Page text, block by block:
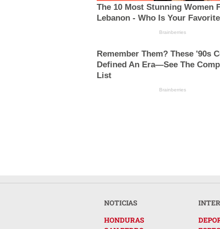
The 10 Most Stunning Women
Lebanon - Who Is Your
Brainberries
Remember Them? These '90s
Defined An Era—See The
List
Brainberries
NOTICIAS
HONDURAS